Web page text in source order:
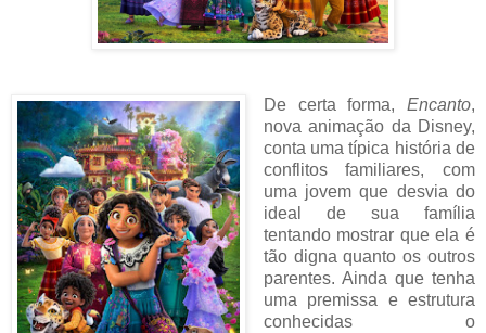
De certa forma, Encanto,
nova animação da Disney,
conta uma típica história de
conflitos familiares, com
uma jovem que desvia do
ideal de sua família
tentando mostrar que ela é
tão digna quanto os outros
parentes. Ainda que tenha
uma premissa e estrutura
conhecidas o